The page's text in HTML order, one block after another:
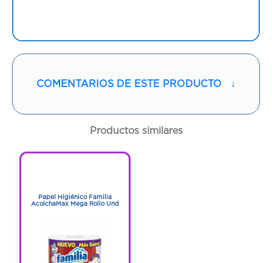
COMENTARIOS DE ESTE PRODUCTO ↓
Productos similares
Papel Higiénico Familia
AcolchaMax Mega Rollo Und